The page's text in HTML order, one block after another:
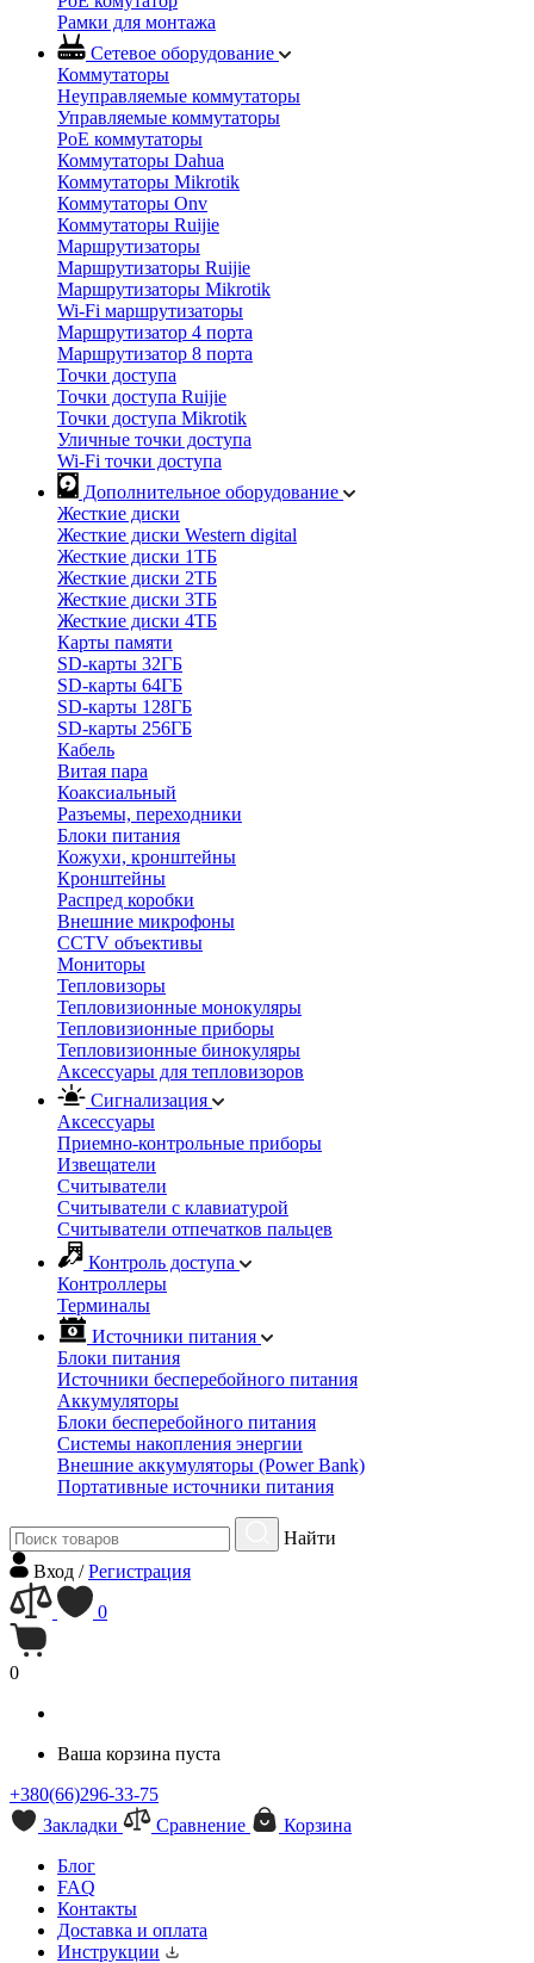
Рамки для монтажа
Сетевое оборудование
Коммутаторы
Неуправляемые коммутаторы
Управляемые коммутаторы
PoE коммутаторы
Коммутаторы Dahua
Коммутаторы Mikrotik
Коммутаторы Onv
Коммутаторы Ruijie
Маршрутизаторы
Маршрутизаторы Ruijie
Маршрутизаторы Mikrotik
Wi-Fi маршрутизаторы
Маршрутизатор 4 порта
Маршрутизатор 8 порта
Точки доступа
Точки доступа Ruijie
Точки доступа Mikrotik
Уличные точки доступа
Wi-Fi точки доступа
Дополнительное оборудование
Жесткие диски
Жесткие диски Western digital
Жесткие диски 1ТБ
Жесткие диски 2ТБ
Жесткие диски 3ТБ
Жесткие диски 4ТБ
Карты памяти
SD-карты 32ГБ
SD-карты 64ГБ
SD-карты 128ГБ
SD-карты 256ГБ
Кабель
Витая пара
Коаксиальный
Разъемы, переходники
Блоки питания
Кожухи, кронштейны
Кронштейны
Распред коробки
Внешние микрофоны
CCTV объективы
Мониторы
Тепловизоры
Тепловизионные монокуляры
Тепловизионные приборы
Тепловизионные бинокуляры
Аксессуары для тепловизоров
Сигнализация
Аксессуары
Приемно-контрольные приборы
Извещатели
Считыватели
Cчитыватели с клавиатурой
Cчитыватели отпечатков пальцев
Контроль доступа
Контроллеры
Терминалы
Источники питания
Блоки питания
Источники бесперебойного питания
Аккумуляторы
Блоки бесперебойного питания
Системы накопления энергии
Внешние аккумуляторы (Power Bank)
Портативные источники питания
Найти
Вход /Регистрация
0
0
Ваша корзина пуста
+380(66)296-33-75
Закладки
Сравнение
Корзина
Блог
FAQ
Контакты
Доставка и оплата
Инструкции